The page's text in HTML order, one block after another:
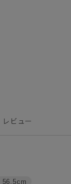
レビュー
56.5cm